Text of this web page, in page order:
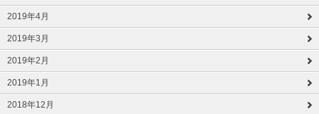
2019年4月
2019年3月
2019年2月
2019年1月
2018年12月